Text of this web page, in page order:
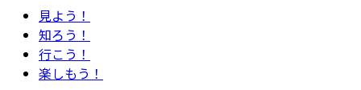
見よう！
知ろう！
行こう！
楽しもう！